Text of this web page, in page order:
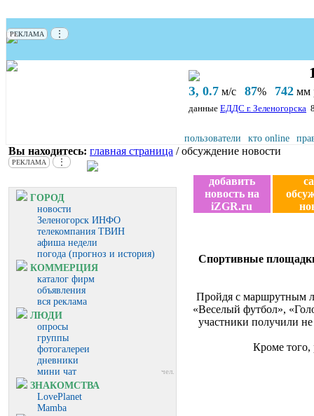
РЕКЛАМА ⋮
З, 0.7 м/с 87% 742 мм
данные ЕДДС г. Зеленогорска
пользователи кто online
Вы находитесь: главная страница / обсуждение новости
РЕКЛАМА ⋮
ГОРОД
новости
Зеленогорск ИНФО
телекомпания ТВИН
афиша недели
погода (прогноз и история)
КОММЕРЦИЯ
каталог фирм
объявления
вся реклама
ЛЮДИ
опросы
группы
фотогалереи
дневники
мини чат
чел.
ЗНАКОМСТВА
LovePlanet
Mamba
добавить
новость на
iZGR.ru
Спортивные
Пройдя с маршрутным
«Веселый футбол»,
участники получили
Кроме того,